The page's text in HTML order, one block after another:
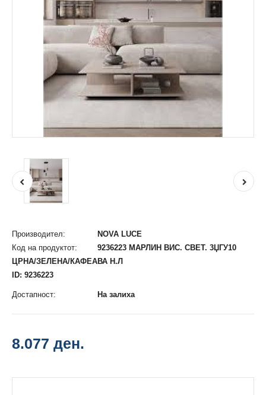
Производител:
NOVA LUCE
Код на продуктот:
9236223 МАРЛИН ВИС. СВEТ. 3ЏГУ10
ЦРНА/ЗЕЛЕНА/КАФЕАВА Н.Л
ID: 9236223
Достапност: На залиха
8.077 ден.